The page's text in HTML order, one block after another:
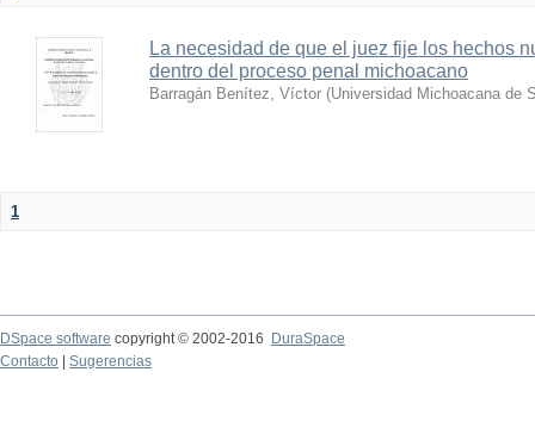
La necesidad de que el juez fije los hechos
dentro del proceso penal michoacano
Barragán Benítez, Víctor (Universidad Michoacana de
1
DSpace software copyright © 2002-2016
DuraSpace
Contacto
Sugerencias